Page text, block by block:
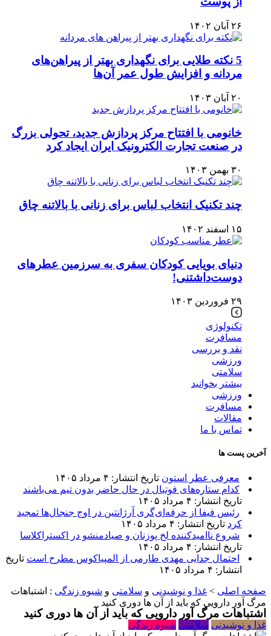
۲۶ آبان ۱۴۰۲
5 نکته طلایی برای نگهداری بهتر از پیراهن‌های
مردانه و افزایش طول عمر آن‌ها
۲۰ آبان ۱۴۰۳
خانومی با افتتاح مرکز پردازش جدید، تحولی بزرگ
در صنعت تجارت الکترونیک ایران ایجاد کرد
۳۰ بهمن ۱۴۰۳
چند تکنیک انتخاب لباس برای زنانی با بالاتنه چاق
۱۵ اسفند ۱۴۰۲
دنیای بویایی کودکان سفری به سرزمین عطرهای
دوست‌داشتنی!
۲۹ فروردین ۱۴۰۳
تکنولوژی
مسافرت
نقد و بررسی
ورزشی
سلامتی
بیشتر بخوانید
ورزشی
مسافرت
مقالات
تماس با ما
آخرین پست ها
معرفی عطر استون تاریخ انتشار: ۴ مرداد ۱۴۰۵
کدام ستاره‌های فوتبال در حال حاضر بدون تیم می‌باشند
تاریخ انتشار: ۴ مرداد ۱۴۰۵
رئیس فیفا از حرفه‌ای‌گری آرژانتین در اوج جنجال‌ها تمجید
کرد تاریخ انتشار: ۴ مرداد ۱۴۰۵
شروع ناامیدکننده لخ پوزنان و صیادمنشو در اکستراکلاسا
تاریخ انتشار: ۴ مرداد ۱۴۰۵
احتمال جدایی مهدی طارمی از المپیاکوس مطرح است تاریخ
انتشار: ۴ مرداد ۱۴۰۵
صفحه اصلی > غذا و نوشیدنی و سلامتی و شیوه زندگی : اشتباهات
مرگ آور دارویی که باید از آن ها دوری کنید
اشتباهات مرگ آور دارویی که باید از آن ها دوری کنید
غذا و نوشیدنی سلامتی شیوه زندگی